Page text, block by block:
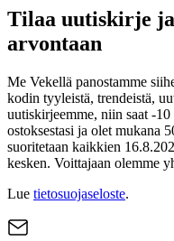
Tilaa uutiskirje
arvontaan
Me Vekellä panostamme
kodin tyyleistä, trendeistä,
uutiskirjeemme, niin saat -
ostoksestasi ja olet mukana
suoritetaan kaikkien
kesken. Voittajaan olemme
Lue tietosuojaseloste.